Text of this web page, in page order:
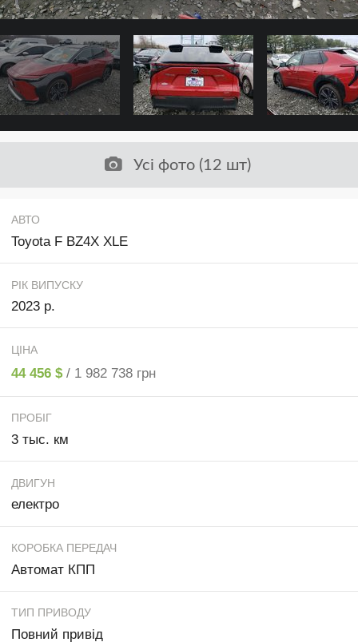
Усі фото (12 шт)
АВТО
Toyota F BZ4X XLE
РІК ВИПУСКУ
2023 р.
ЦІНА
44 456 $ / 1 982 738 грн
ПРОБІГ
3 тыс. км
ДВИГУН
електро
КОРОБКА ПЕРЕДАЧ
Автомат КПП
ТИП ПРИВОДУ
Повний привід